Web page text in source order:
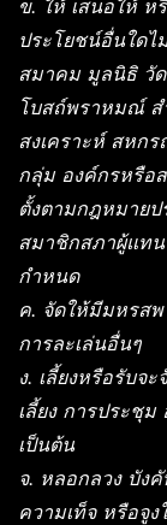
ข. ให้ เสนอให้
ประโยชน์อื่นใด
สมาคม มูลนิธิ วัด
โบสถ์พราหมณ์ ส
สงเคราะห์ สหก
กลุ่ม องค์กรหรือ
ตั้งตามกฎหมายป
สมาชิกสภาผู้แท
กำหนด
ค. จัดให้มีมหรสพ
การละเล่นอื่นๆ
ง. เลี้ยงหรือรับจ
เลี้ยง การประชุ
เป็นต้น
จ. หลอกลวง บัง
ความเท็จ หรือจู